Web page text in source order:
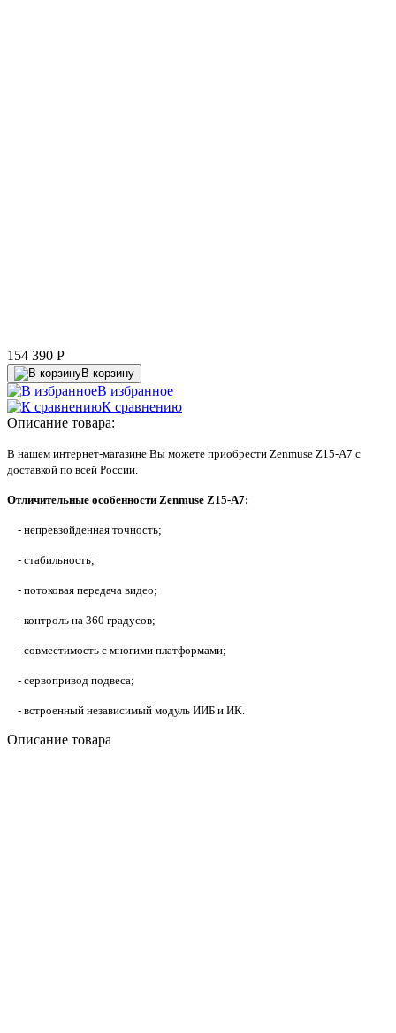
154 390 P
В корзину
В избранное
К сравнению
Описание товара:
В нашем интернет-магазине Вы можете приобрести Zenmuse Z15-A7 с
доставкой по всей России.
Отличительные особенности Zenmuse Z15-A7:
- непревзойденная точность;
- стабильность;
- потоковая передача видео;
- контроль на 360 градусов;
- совместимость с многими платформами;
- сервопривод подвеса;
- встроенный независимый модуль ИИБ и ИК.
Описание товара